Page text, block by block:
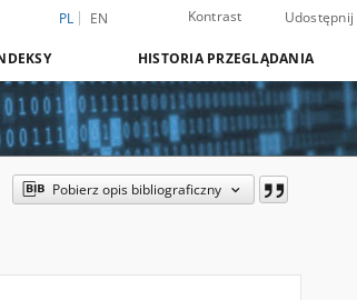
PL EN Kontrast Udostępnij
HISTORIA PRZEGLĄDANIA
Pobierz opis bibliograficzny